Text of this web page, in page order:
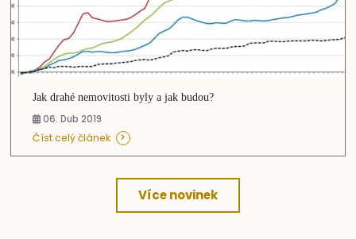
Jak drahé nemovitosti byly a jak budou?
06. Dub 2019
Číst celý článek
Více novinek